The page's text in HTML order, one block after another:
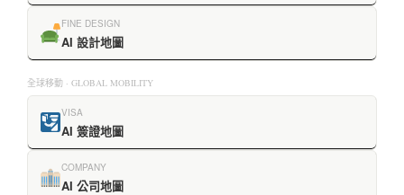
FINE DESIGN
AI 設計地圖
全球移動 · GLOBAL MOBILITY
VISA
AI 簽證地圖
COMPANY
AI 公司地圖